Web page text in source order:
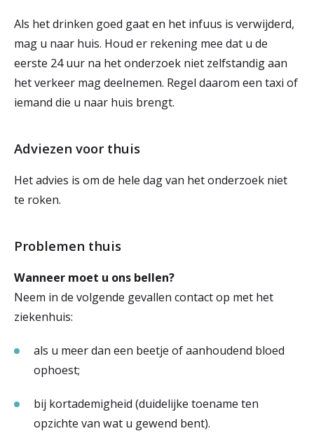
Als het drinken goed gaat en het infuus is verwijderd,
mag u naar huis. Houd er rekening mee dat u de
eerste 24 uur na het onderzoek niet zelfstandig aan
het verkeer mag deelnemen. Regel daarom een taxi of
iemand die u naar huis brengt.
Adviezen voor thuis
Het advies is om de hele dag van het onderzoek niet
te roken.
Problemen thuis
Wanneer moet u ons bellen?
Neem in de volgende gevallen contact op met het
ziekenhuis:
als u meer dan een beetje of aanhoudend bloed
ophoest;
bij kortademigheid (duidelijke toename ten
opzichte van wat u gewend bent).